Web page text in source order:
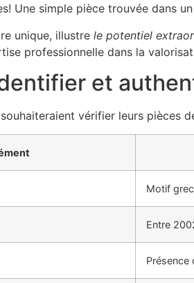
Une simple pièce trouvée dans
unique, illustre le potentiel
professionnelle dans la
et
vérifier leurs pièces
Motif grec
Entre
Présence